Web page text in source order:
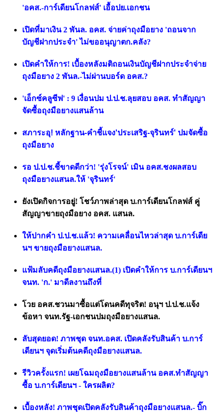
'อคส.-การ์เดียนโกลฟส์' เอื้อปย.เอกชน
เปิดที่มาเงิน 2 พันล. อคส. จ่ายค่าถุงมือยาง 'ถอนจาก
บัญชีฝากประจำ' ไม่ขออนุญาตก.คลัง?
เปิดคำให้การ! เบื้องหลังมติถอนเงินบัญชีฝากประจำจ่าย
ถุงมือยาง 2 พันล.-ไม่ผ่านบอร์ด อคส.?
'เอ็กซ์คลูซีฟ' : 9 เงื่อนปม ป.ป.ช.ลุยสอบ อคส. ทำสัญญา
จัดซื้อถุงมือยางแสนล้าน
สภาระอุ! หลักฐาน-คำชี้แจง'ประเสริฐ-จุรินทร์' ปมจัดซื้อ
ถุงมือยาง
รอ ป.ป.ช.ชี้ขาดดีกว่า! 'รุ่งโรจน์' เมิน อคส.ชงผลสอบ
ถุงมือยางแสนล.ให้ 'จุรินทร์'
ยังเปิดกิจการอยู่! โชว์ภาพล่าสุด บ.การ์เดียนโกลฟส์ คู่
สัญญาขายถุงมือยาง อคส. แสนล.
ให้ปากคำ ป.ป.ช.แล้ว! ความเคลื่อนไหวล่าสุด บ.การ์เดีย
นฯ ขายถุงมือยางแสนล.
แฟ้มลับคดีถุงมือยางแสนล.(1) เปิดคำให้การ บ.การ์เดียนฯ
จนท. 'ก.' มาดีลงานถึงที่
โวย อคส.ชวนมาซื้อแต่โดนคดีทุจริต! อนุฯ ป.ป.ช.แจ้ง
ข้อหา จนท.รัฐ-เอกชนปมถุงมือยางแสนล.
ลับสุดยอด! ภาพชุด จนท.อคส. เปิดคลังรับสินค้า บ.การ์
เดียนฯ จุดเริ่มต้นคดีถุงมือยางแสนล.
รีวิวครั้งแรก! เผยโฉมถุงมือยางแสนล้าน อคส.ทำสัญญา
ซื้อ บ.การ์เดียนฯ - ใครผลิต?
เบื้องหลัง! ภาพชุดเปิดคลังรับสินค้าถุงมือยางแสนล.- บิ๊ก